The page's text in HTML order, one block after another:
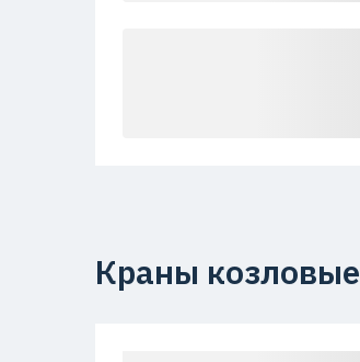
Краны козловые